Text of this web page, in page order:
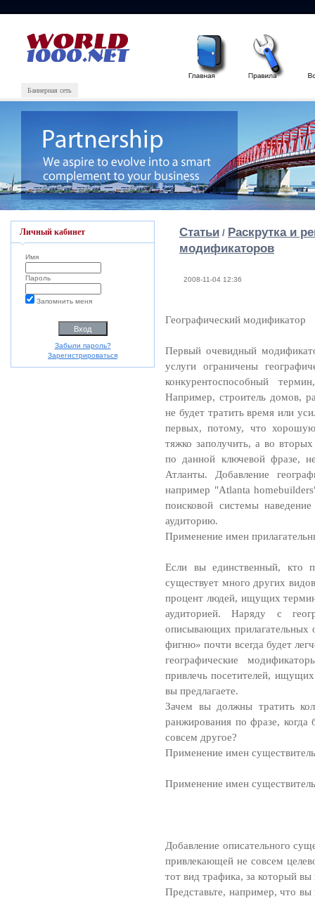
Баннерная сеть
Личный кабинет
Имя
Пароль
Запомнить меня
Забыли пароль?
Зарегистрироваться
Статьи / Раскрутка и
модификаторов
2008-11-04 12:36
Географический модификатор
Первый очевидный
услуги ограничены
конкурентоспособный
Например, строитель домов,
не будет тратить время или
первых, потому, что
тяжко заполучить, а во
по данной ключевой фразе,
Атланты. Добавление
например "Atlanta
поисковой системы
аудиторию.
Применение имен
Если вы единственный,
существует много других
процент людей, ищущих
аудиторией. Наряду с
описывающих прилагательных
фигню» почти всегда будет
географические
привлечь посетителей,
вы предлагаете.
Зачем вы должны тратить
ранжирования по фразе, когда
совсем другое?
Применение имен
Применение имен
Добавление описательного
привлекающей не совсем
тот вид трафика, за который вы
Представьте, например, что вы